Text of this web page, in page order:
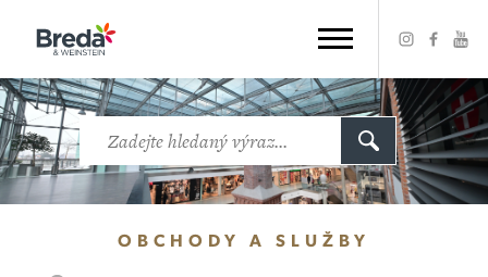
OBCHODY A SLUŽBY